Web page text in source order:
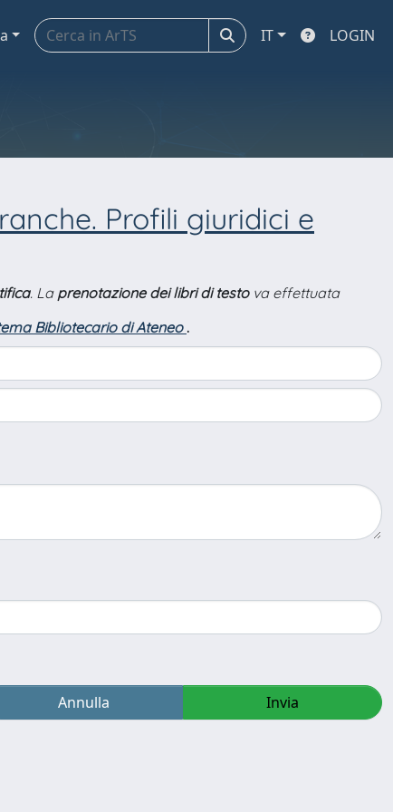
IT LOGIN
Profili giuridici e
. La prenotazione dei libri di testova effettuata
Bibliotecario di Ateneo .
Annulla Invia